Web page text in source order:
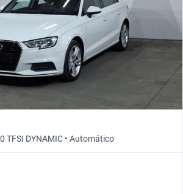
TFSI DYNAMIC • Automático